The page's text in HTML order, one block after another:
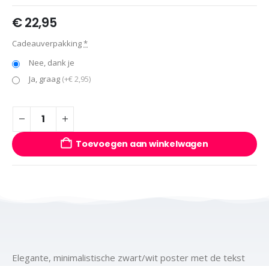
€22,95
Cadeauverpakking*
Nee, dank je
Ja, graag (+€ 2,95)
Toevoegen aan winkelwagen
Elegante, minimalistische zwart/wit poster met de tekst